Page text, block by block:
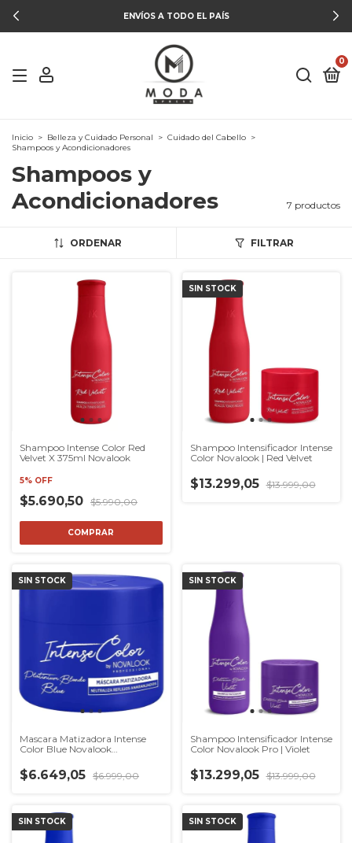
ENVÍOS A TODO EL PAÍS
0
Inicio > Belleza y Cuidado Personal > Cuidado del Cabello >
Shampoos y Acondicionadores
Shampoos y
Acondicionadores
7 productos
ORDENAR FILTRAR
Shampoo Intense Color Red
Velvet X 375ml Novalook
5% OFF
$5.690,50 $5.990,00
SIN STOCK
Shampoo Intensificador Intense
Color Novalook | Red Velvet
$13.299,05 $13.999,00
SIN STOCK
Mascara Matizadora Intense
Color Blue Novalook
$6.649,05 $6.999,00
SIN STOCK
Shampoo Intensificador Intense
Color Novalook Pro | Violet
$13.299,05 $13.999,00
SIN STOCK SIN STOCK